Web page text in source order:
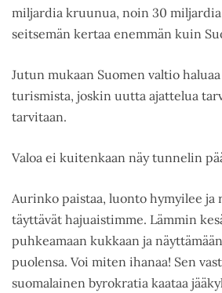
miljardia kruunua, noin 30
seitsemän kertaa enemmän kuin
Jutun mukaan Suomen valtio
turismista, joskin uutta ajattelua
tarvitaan.
Valoa ei kuitenkaan näy tunnelin
Aurinko paistaa, luonto hymyilee ja
täyttävät hajuaistimme. Lämmin
puhkeamaan kukkaan ja
puolensa. Voi miten ihanaa! Sen
suomalainen byrokratia kaataa